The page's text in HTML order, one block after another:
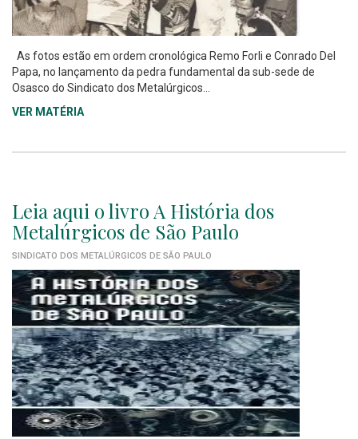
As fotos estão em ordem cronológica Remo Forli e Conrado Del
Papa, no lançamento da pedra fundamental da sub-sede de
Osasco do Sindicato dos Metalúrgicos...
VER MATÉRIA
Leia aqui o livro A História dos
Metalúrgicos de São Paulo
SINDICATO DOS METALÚRGICOS DE SÃO PAULO